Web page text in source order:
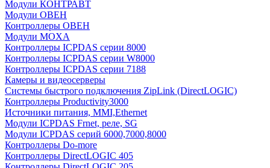
Модули КОНТРАВТ
Модули ОВЕН
Контроллеры ОВЕН
Модули MOXA
Контроллеры ICPDAS серии 8000
Контроллеры ICPDAS серии W8000
Контроллеры ICPDAS серии 7188
Камеры и видеосерверы
Системы быстрого подключения ZipLink (DirectLOGIC)
Контроллеры Productivity3000
Источники питания, MMI,Ethernet
Модули ICPDAS Frnet, реле, SG
Модули ICPDAS серий 6000,7000,8000
Контроллеры Do-more
Контроллеры DirectLOGIC 405